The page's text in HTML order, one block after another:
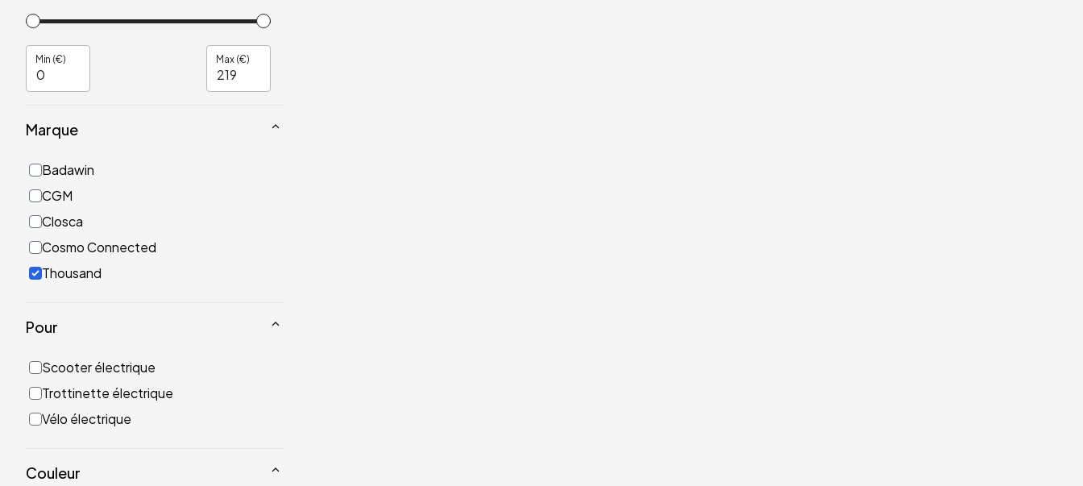
Min (€) Max (€)
Marque
Badawin
CGM
Closca
Cosmo Connected
Thousand
Pour
Scooter électrique
Trottinette électrique
Vélo électrique
Couleur